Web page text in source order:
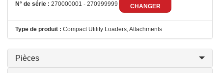
N° de série : 270000001 - 270999999 CHANGER
Type de produit : Compact Utility Loaders, Attachments
Pièces